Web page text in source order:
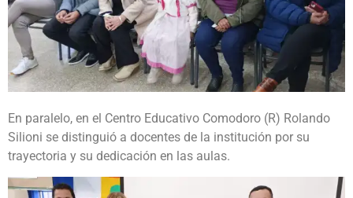
En paralelo, en el Centro Educativo Comodoro (R) Rolando
Silioni se distinguió a docentes de la institución por su
trayectoria y su dedicación en las aulas.